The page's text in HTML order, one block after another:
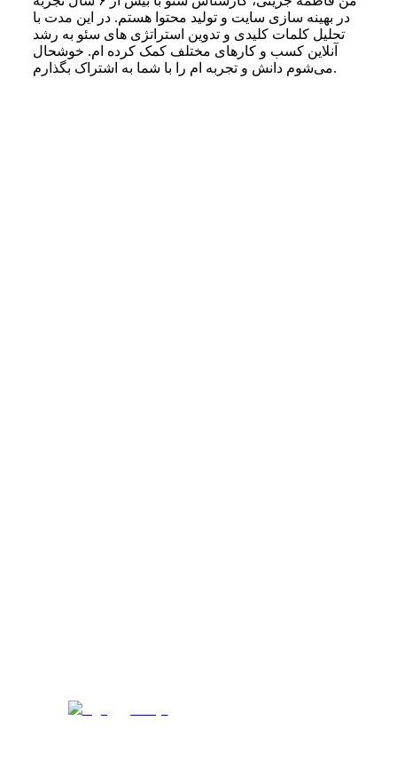
در بهینه‌ سازی سایت و تولید محتوا هستم. در این مدت با
تحلیل کلمات کلیدی و تدوین استراتژی‌ های سئو به رشد
آنلاین کسب‌ و کارهای مختلف کمک کرده‌ ام. خوشحال
می‌شوم دانش و تجربه ام را با شما به اشتراک بگذارم.